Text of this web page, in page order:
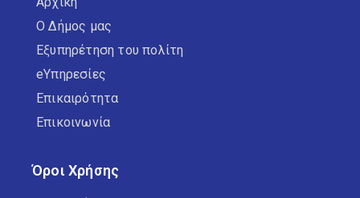
Ο Δήμος μας
Εξυπηρέτηση του πολίτη
eΥπηρεσίες
Επικαιρότητα
Επικοινωνία
Όροι Χρήσης